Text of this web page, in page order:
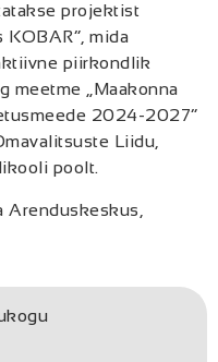
projektist
KOBAR”, mida
piirkondlik
meetme „Maakonna
2024-2027”
Liidu,
poolt.
Arenduskeskus,